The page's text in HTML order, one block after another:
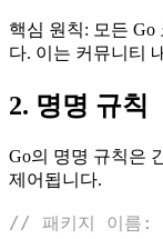
핵심 원칙: 모든 Go
다. 이는 커뮤니티
2. 명명 규칙
Go의 명명 규칙은
제어됩니다.
// 패키지 이름: